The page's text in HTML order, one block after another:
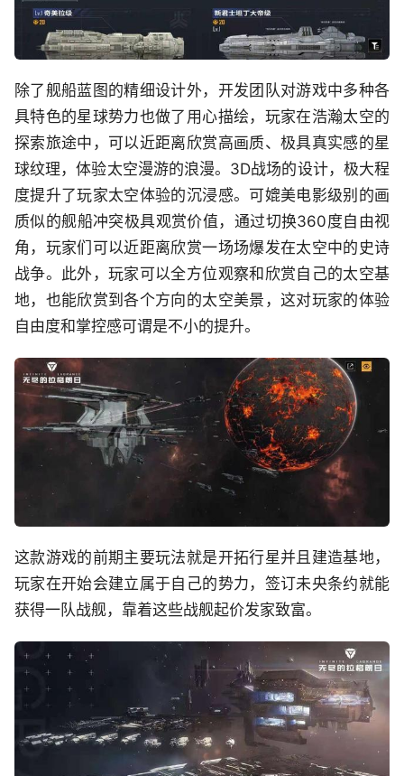
除了舰船蓝图的精细设计外，开发团队对游戏中多种各
具特色的星球势力也做了用心描绘，玩家在浩瀚太空的
探索旅途中，可以近距离欣赏高画质、极具真实感的星
球纹理，体验太空漫游的浪漫。3D战场的设计，极大程
度提升了玩家太空体验的沉浸感。可媲美电影级别的画
质似的舰船冲突极具观赏价值，通过切换360度自由视
角，玩家们可以近距离欣赏一场场爆发在太空中的史诗
战争。此外，玩家可以全方位观察和欣赏自己的太空基
地，也能欣赏到各个方向的太空美景，这对玩家的体验
自由度和掌控感可谓是不小的提升。
这款游戏的前期主要玩法就是开拓行星并且建造基地，
玩家在开始会建立属于自己的势力，签订未央条约就能
获得一队战舰，靠着这些战舰起价发家致富。